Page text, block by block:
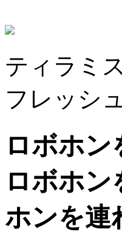
ティラ
フレッシ
ロボホ
ロボホ
ホンを連